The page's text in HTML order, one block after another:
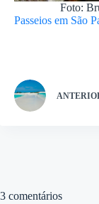
Foto:
Passeios em São
3 comentários